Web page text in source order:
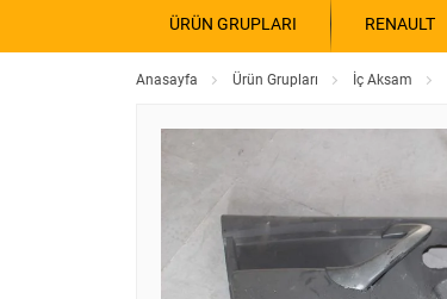
ÜRÜN GRUPLARI RENAULT
Anasayfa Ürün Grupları İç Aksam